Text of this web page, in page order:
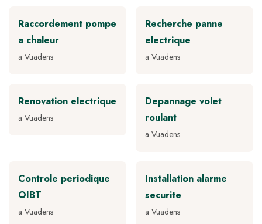
Raccordement pompe
a chaleur
a Vuadens
Recherche panne
electrique
a Vuadens
Renovation electrique
a Vuadens
Depannage volet
roulant
a Vuadens
Controle periodique
OIBT
a Vuadens
Installation alarme
securite
a Vuadens